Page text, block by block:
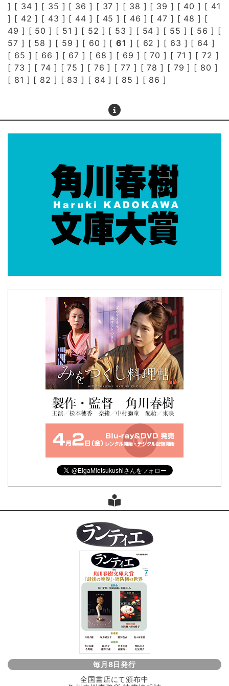
] [ 34 ] [ 35 ] [ 36 ] [ 37 ] [ 38 ] [ 39 ] [ 40 ] [ 41
] [ 42 ] [ 43 ] [ 44 ] [ 45 ] [ 46 ] [ 47 ] [ 48 ] [
49 ] [ 50 ] [ 51 ] [ 52 ] [ 53 ] [ 54 ] [ 55 ] [ 56 ] [
57 ] [ 58 ] [ 59 ] [ 60 ] [61 ] [ 62 ] [ 63 ] [ 64 ]
[ 65 ] [ 66 ] [ 67 ] [ 68 ] [ 69 ] [70 ] [ 71 ] [ 72 ]
[ 73 ] [74 ] [75 ] [ 76 ] [77 ] [78 ] [ 79 ] [ 80 ]
[ 81 ] [ 82 ] [ 83 ] [ 84 ] [ 85 ] [ 86 ]
毎月8日発行
全国書店にて頒布中